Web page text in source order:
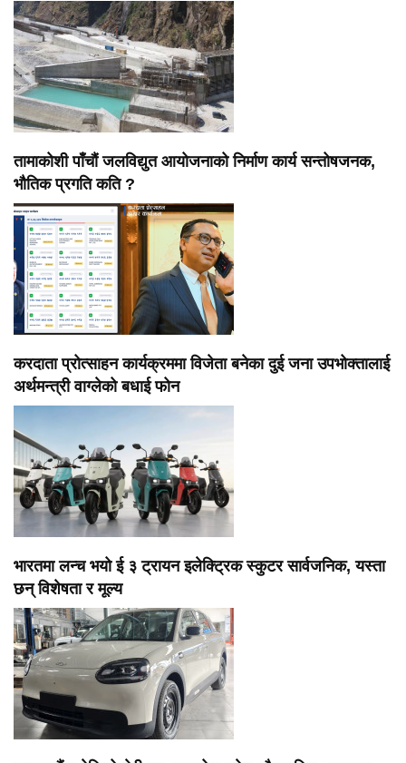
तामाकोशी पाँचौं जलविद्युत आयोजनाको निर्माण कार्य सन्तोषजनक,
भौतिक प्रगति कति ?
करदाता प्रोत्साहन कार्यक्रममा विजेता बनेका दुई जना उपभोक्तालाई
अर्थमन्त्री वाग्लेको बधाई फोन
भारतमा लन्च भयो ई ३ ट्रायन इलेक्ट्रिक स्कुटर सार्वजनिक, यस्ता
छन् विशेषता र मूल्य